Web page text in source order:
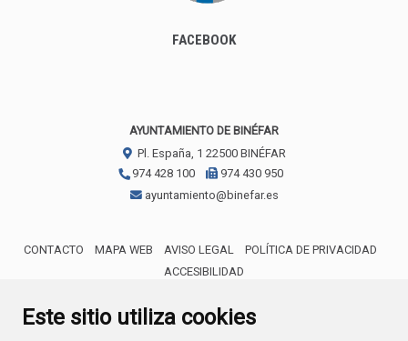
Este sitio utiliza cookies
FACEBOOK
AYUNTAMIENTO DE BINÉFAR
Pl. España, 1 22500 BINÉFAR
974 428 100
974 430 950
ayuntamiento@binefar.es
CONTACTO MAPA WEB AVISO LEGAL
POLÍTICA DE PRIVACIDAD
ACCESIBILIDAD